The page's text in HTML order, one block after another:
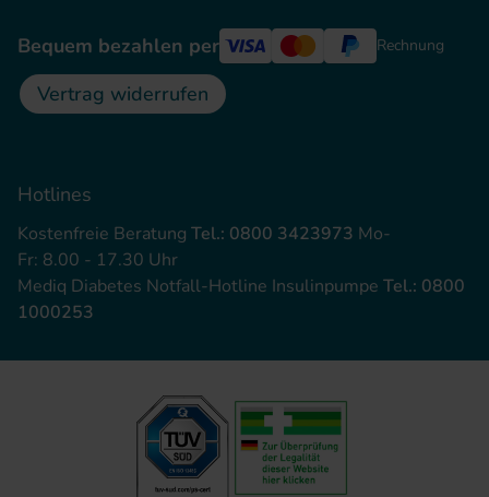
Bequem bezahlen per Rechnung
Vertrag widerrufen
Hotlines
Kostenfreie Beratung Tel.: 0800 3423973 Mo-
Fr: 8.00 - 17.30 Uhr
Mediq Diabetes Notfall-Hotline Insulinpumpe Tel.: 0800
1000253